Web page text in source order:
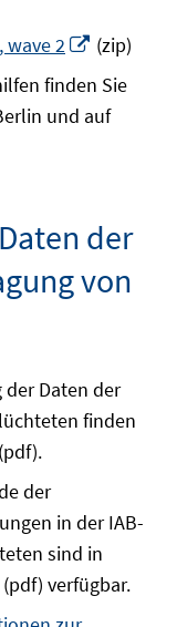
wave 2
In
Fenster
öffnen
(zip)
finden Sie
und auf
der
von
Daten der
finden
In
(pdf).
der
in der IAB-
sind in
In
(pdf) verfügbar.